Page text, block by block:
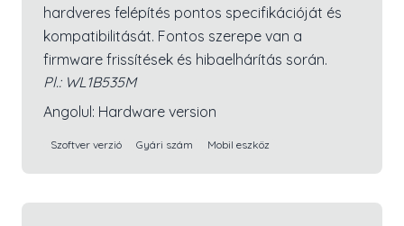
hardveres felépítés pontos specifikációját és
kompatibilitását. Fontos szerepe van a
firmware frissítések és hibaelhárítás során.
Pl.: WL1B535M
Angolul: Hardware version
Szoftver verzió Gyári szám Mobil eszköz